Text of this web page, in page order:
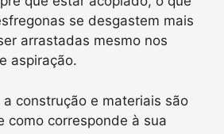
se desgastem mais
arrastadas mesmo nos
aspiração.
a construção e materiais são
como corresponde à sua